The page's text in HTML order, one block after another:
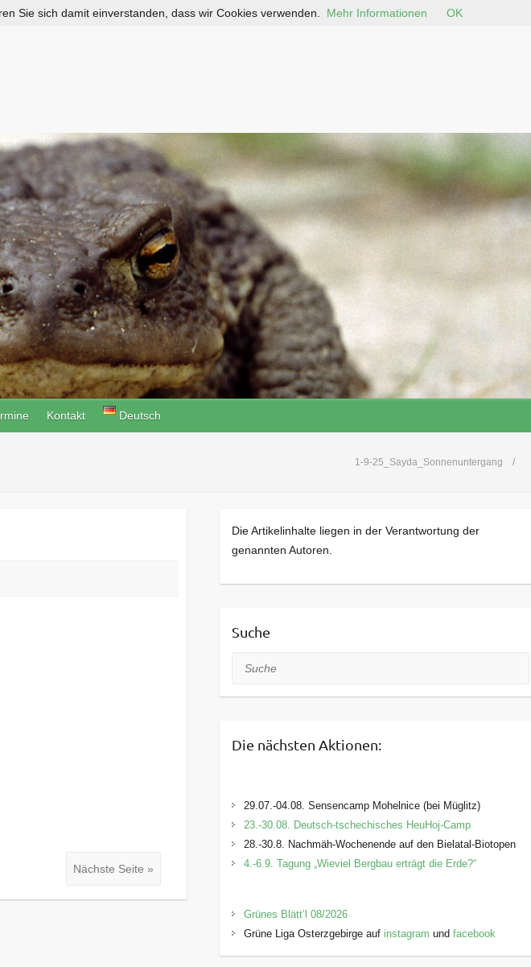
Kontakt Deutsch
1-9-25_Sayda_Sonnenuntergang
Nächste Seite »
Die Artikelinhalte liegen in der Verantwortung der
genannten Autoren.
Suche
Suche
Die nächsten Aktionen:
29.07.-04.08. Sensencamp Mohelnice (bei Müglitz)
23.-30.08. Deutsch-tschechisches HeuHoj-Camp
28.-30.8. Nachmäh-Wochenende auf den Bielatal-Biotopen
4.-6.9. Tagung „Wieviel Bergbau erträgt die Erde?“
Grünes Blätt’l 08/2026
Grüne Liga Osterzgebirge auf instagram und facebook
Sie sich damit einverstanden, dass wir Cookies verwenden. Mehr Informationen OK